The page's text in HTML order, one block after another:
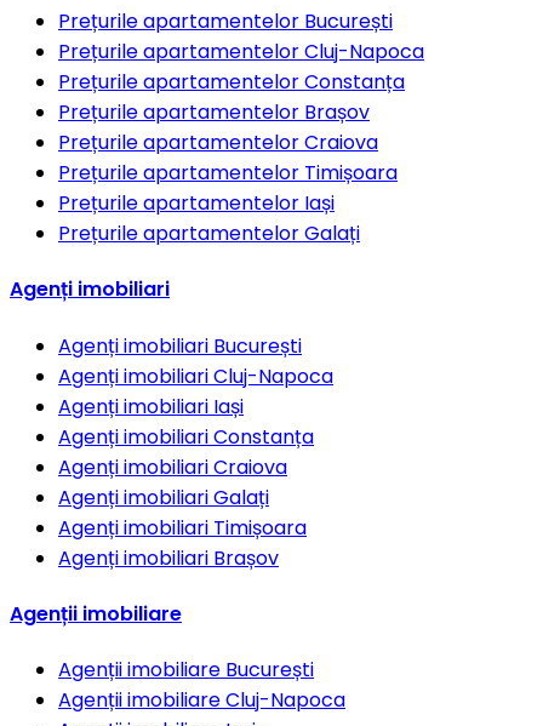
Prețurile apartamentelor București
Prețurile apartamentelorCluj-Napoca
Prețurile apartamentelorConstanța
Prețurile apartamentelor Brașov
Prețurile apartamentelorCraiova
Prețurile apartamentelor Timișoara
Prețurile apartamentelor Iași
Prețurile apartamentelorGalați
Agenți imobiliari
Agenți imobiliari București
Agenți imobiliariCluj-Napoca
Agenți imobiliari Iași
Agenți imobiliariConstanța
Agenți imobiliariCraiova
Agenți imobiliariGalați
Agenți imobiliari Timișoara
Agenți imobiliari Brașov
Agenții imobiliare
Agenții imobiliare București
Agenții imobiliareCluj-Napoca